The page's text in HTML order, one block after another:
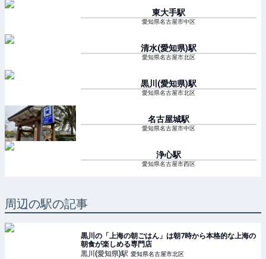
東大手駅
愛知県名古屋市中区
清水(愛知県)駅
愛知県名古屋市北区
黒川(愛知県)駅
愛知県名古屋市北区
名古屋城駅
愛知県名古屋市中区
浄心駅
愛知県名古屋市西区
周辺の駅の記事
黒川の「上海の朝ごはん」は朝7時から本格的な上海の
朝食が楽しめる専門店
黒川(愛知県)駅 愛知県名古屋市北区